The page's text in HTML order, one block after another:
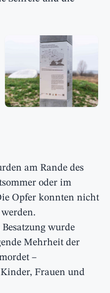
am Rande des
oder im
Opfer konnten nicht
wurde
Mehrheit der
–
Kinder, Frauen und